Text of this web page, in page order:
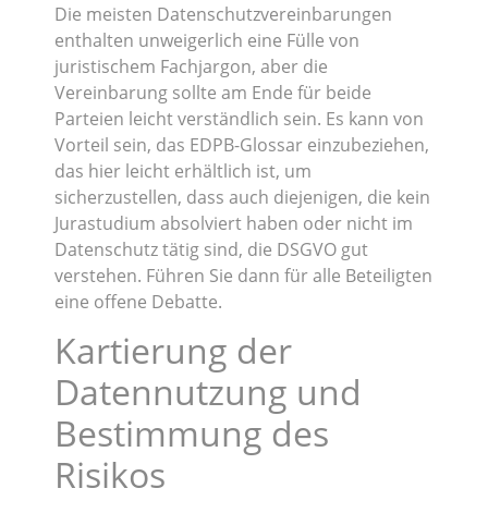
Die meisten Datenschutzvereinbarungen
enthalten unweigerlich eine Fülle von
juristischem Fachjargon, aber die
Vereinbarung sollte am Ende für beide
Parteien leicht verständlich sein. Es kann von
Vorteil sein, das EDPB-Glossar einzubeziehen,
das hier leicht erhältlich ist, um
sicherzustellen, dass auch diejenigen, die kein
Jurastudium absolviert haben oder nicht im
Datenschutz tätig sind, die DSGVO gut
verstehen. Führen Sie dann für alle Beteiligten
eine offene Debatte.
Kartierung der
Datennutzung und
Bestimmung des
Risikos